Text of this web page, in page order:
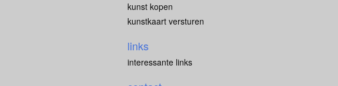
kunst kopen
kunstkaart versturen
links
interessante links